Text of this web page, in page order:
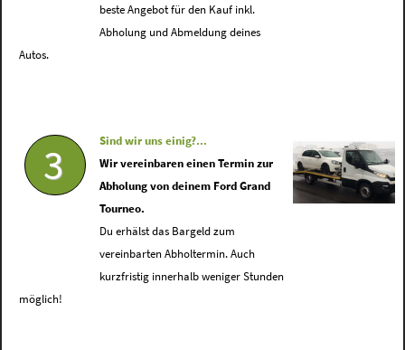
beste Angebot für den Kauf inkl.
Abholung und Abmeldung deines
Autos.
3
Sind wir uns einig?...
Wir vereinbaren einen Termin zur
Abholung von deinem Ford Grand
Tourneo.
Du erhälst das Bargeld zum
vereinbarten Abholtermin. Auch
kurzfristig innerhalb weniger Stunden
möglich!